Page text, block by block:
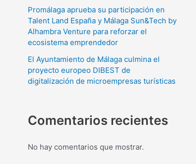
Promálaga aprueba su participación en
Talent Land España y Málaga Sun&Tech by
Alhambra Venture para reforzar el
ecosistema emprendedor
El Ayuntamiento de Málaga culmina el
proyecto europeo DIBEST de
digitalización de microempresas turísticas
Comentarios recientes
No hay comentarios que mostrar.